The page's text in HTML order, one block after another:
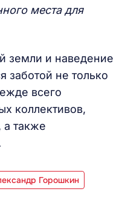
места для
земли и наведение
заботой не только
всего
коллективов,
а также
Горошкин